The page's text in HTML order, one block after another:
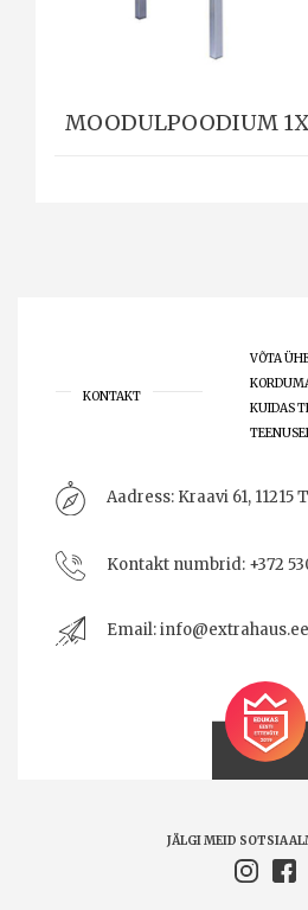
MOODULPOODIUM
KONTAKT
VÕTA
KUIDAS
Aadress: Kraavi 61, 11215
Kontakt numbrid: +372
Email:info@extrahaus.ee
JÄLGI MEID